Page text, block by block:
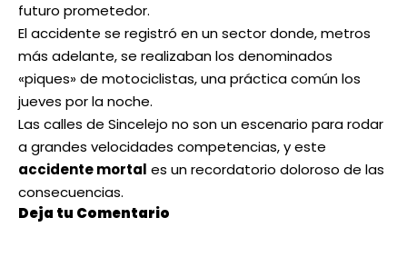
futuro prometedor.
El accidente se registró en un sector donde, metros
más adelante, se realizaban los denominados
«piques» de motociclistas, una práctica común los
jueves por la noche.
Las calles de Sincelejo no son un escenario para rodar
a grandes velocidades competencias, y este
accidente mortal es un recordatorio doloroso de las
consecuencias.
Deja tu Comentario